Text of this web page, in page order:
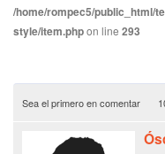
/home/rompec5/public_html/
style/item.phpon line 293
Sea el primero en comentar